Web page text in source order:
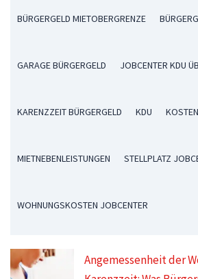
BÜRGERGELD MIETOBERGRENZE
GARAGE BÜRGERGELD JOBCENTER KDU
KARENZZEIT BÜRGERGELD KDU
MIETNEBENLEISTUNGEN STELLPLATZ
WOHNUNGSKOSTEN JOBCENTER
Angemessenheit der